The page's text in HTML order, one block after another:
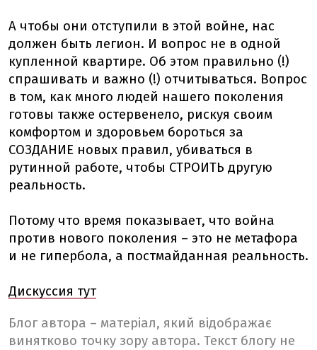
А чтобы они отступили в этой войне, нас
должен быть легион. И вопрос не в одной
купленной квартире. Об этом правильно (!)
спрашивать и важно (!) отчитываться. Вопрос
в том, как много людей нашего поколения
готовы также остервенело, рискуя своим
комфортом и здоровьем бороться за
СОЗДАНИЕ новых правил, убиваться в
рутинной работе, чтобы СТРОИТЬ другую
реальность.
Потому что время показывает, что война
против нового поколения – это не метафора
и не гипербола, а постмайданная реальность.
Дискуссия тут
Блог автора – матеріал, який відображає
винятково точку зору автора. Текст блогу не